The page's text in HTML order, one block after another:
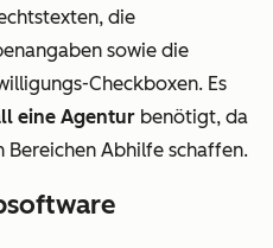
die
sowie die
Checkboxen. Es
eine Agentur benötigt, da
Bereichen Abhilfe schaffen.